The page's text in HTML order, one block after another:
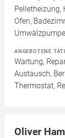
Pelletheizung,
Ofen,
Umwälzpumpe
ANGEBOTENE
Wartung,
Austausch,
Thermostat,
Oliver